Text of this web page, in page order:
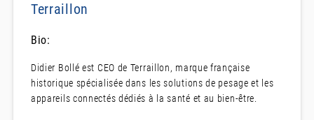
Terraillon
Bio:
Didier Bollé est CEO de Terraillon, marque française
historique spécialisée dans les solutions de pesage et les
appareils connectés dédiés à la santé et au bien-être.